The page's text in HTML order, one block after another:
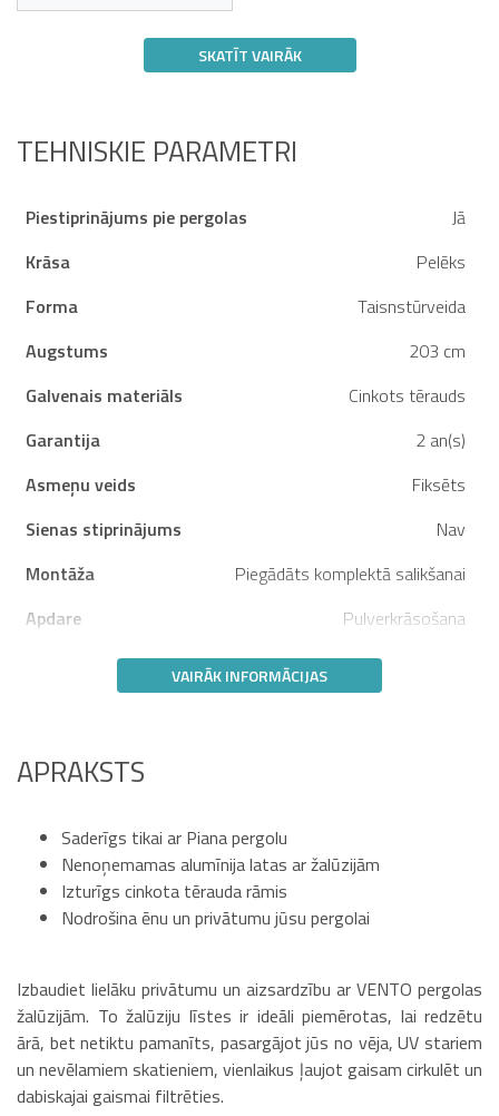
slēģu komplekts
tērauda rāmis
līdz 3 m platumam
Pats savu panākumu upuris!
SKATĪT VAIRĀK
TEHNISKIE PARAMETRI
Piestiprinājums pie pergolas
Jā
Krāsa
Pelēks
Forma
Taisnstūrveida
Augstums
203 cm
Galvenais materiāls
Cinkots tērauds
Garantija
2 an(s)
Asmeņu veids
Fiksēts
Sienas stiprinājums
Nav
Montāža
Piegādāts komplektā salikšanai
Apdare
Pulverkrāsošana
VAIRĀK INFORMĀCIJAS
APRAKSTS
Saderīgs tikai ar Piana pergolu
Nenoņemamas alumīnija latas ar žalūzijām
Izturīgs cinkota tērauda rāmis
Nodrošina ēnu un privātumu jūsu pergolai
Izbaudiet lielāku privātumu un aizsardzību ar VENTO pergolas
žalūzijām. To žalūziju līstes ir ideāli piemērotas, lai redzētu
ārā, bet netiktu pamanīts, pasargājot jūs no vēja, UV stariem
un nevēlamiem skatieniem, vienlaikus ļaujot gaisam cirkulēt un
dabiskajai gaismai filtrēties.